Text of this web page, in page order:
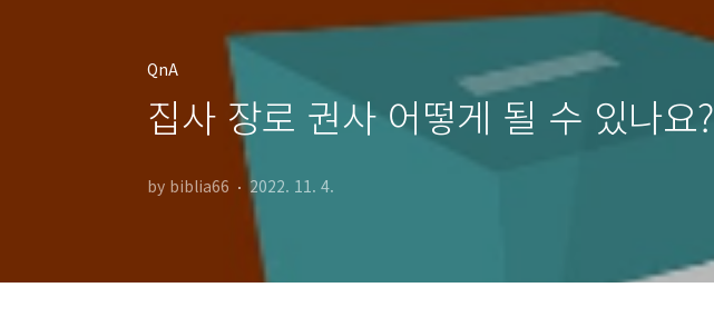
QnA
집사 장로 권사 어떻게 될 수 있나요?
by biblia66 2022. 11. 4.